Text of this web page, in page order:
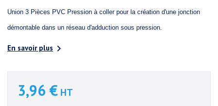
Union 3 Pièces PVC Pression à coller pour la création d'une jonction
démontable dans un réseau d'adduction sous pression.
En savoir plus 
3,96 € HT